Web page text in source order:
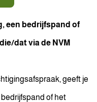
een bedrijfspand of
dat via de NVM
geeft je
of het